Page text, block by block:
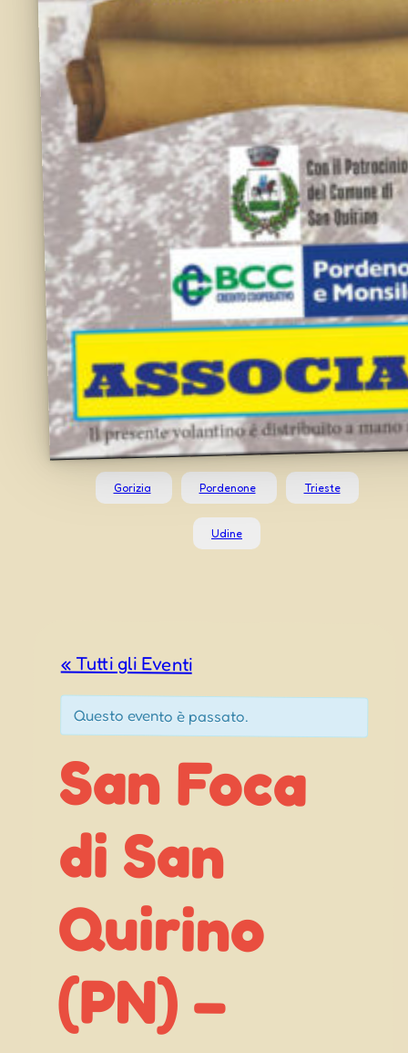
Gorizia Pordenone Trieste
Udine
« Tutti gli Eventi
Questo evento è passato.
San Foca
di San
Quirino
(PN) –
Madonna